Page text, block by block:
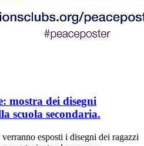
mostra dei disegni
scuola secondaria.
esposti i disegni dei ragazzi